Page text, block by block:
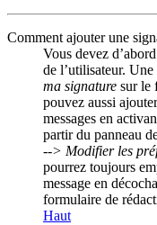
Comment ajouter une
Vous devez
de l’utilisateur.
ma signature sur le
pouvez aussi
messages en
partir du panneau
--> Modifier les
pourrez toujours
message en
formulaire de
Haut